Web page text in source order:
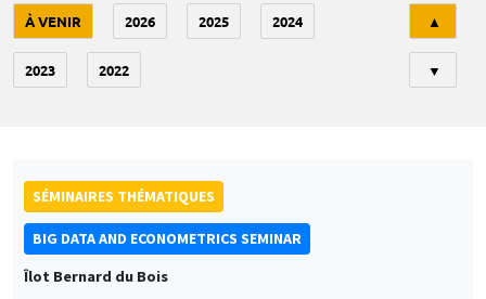
À VENIR 2026 2025 2024
2023 2022
▲
▼
SÉMINAIRES THÉMATIQUES
BIG DATA AND ECONOMETRICS SEMINAR
Îlot Bernard du Bois